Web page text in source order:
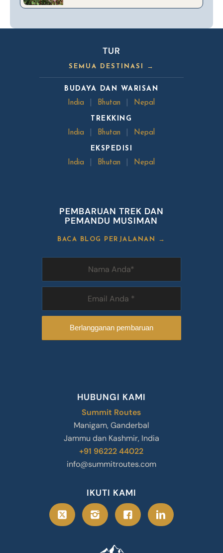
TUR
SEMUA DESTINASI →
BUDAYA DAN WARISAN
India
Bhutan Nepal
TREKKING
India
Bhutan Nepal
EKSPEDISI
India
Bhutan Nepal
PEMBARUAN TREK DAN
PEMANDU MUSIMAN
BACA BLOG PERJALANAN →
HUBUNGI KAMI
Summit Routes
Manigam, Ganderbal
Jammu dan Kashmir, India
+91 96222 44022
info@summitroutes.com
IKUTI KAMI